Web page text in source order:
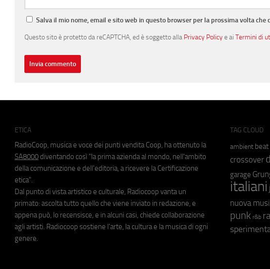
Salva il mio nome, email e sito web in questo browser per la prossima volta che
Questo sito è protetto da reCAPTCHA, ed è soggetto alla Privacy Policye ai Termini di
ETICA
RadioCoop, musica e voce dei punti vendita Coop, ha ottenuto la
SA8000 diventando così "la prima azienda al mondo, nell'ambito
della comunicazione e dell'editoria, a ricevere la Certificazione
etica".
Dal punto di vista artistico e culturale, Radiocoop vanta un
primato: ascolta tutto quello che viene inviato in redazione, e
appena può, lo recensisce, e in alcuni casi, chiede collaborazione
agli artisti. Radiocoop sostiene l'arte, la cultura e la musica di ogni
genere.
TAG CLOUD
ambient beat
crossover
garage
italiani
nuova
punk r&b